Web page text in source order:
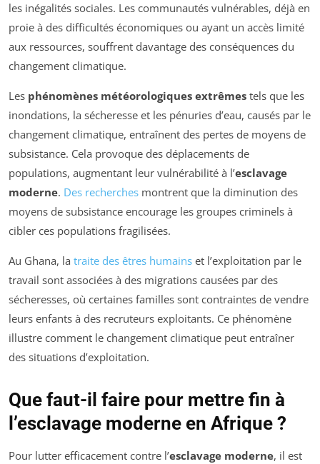
les inégalités sociales. Les communautés vulnérables, déjà en
proie à des difficultés économiques ou ayant un accès limité
aux ressources, souffrent davantage des conséquences du
changement climatique.
Les phénomènes météorologiques extrêmes tels que les
inondations, la sécheresse et les pénuries d’eau, causés par le
changement climatique, entraînent des pertes de moyens de
subsistance. Cela provoque des déplacements de
populations, augmentant leur vulnérabilité à l’esclavage
moderne. Des recherches montrent que la diminution des
moyens de subsistance encourage les groupes criminels à
cibler ces populations fragilisées.
Au Ghana, la traite des êtres humains et l’exploitation par le
travail sont associées à des migrations causées par des
sécheresses, où certaines familles sont contraintes de vendre
leurs enfants à des recruteurs exploitants. Ce phénomène
illustre comment le changement climatique peut entraîner
des situations d’exploitation.
Que faut-il faire pour mettre fin à
l’esclavage moderne en Afrique ?
Pour lutter efficacement contre l’esclavage moderne, il est